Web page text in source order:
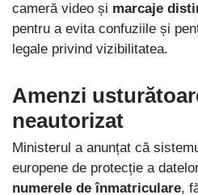
cameră video și marcaje
pentru a evita confuziile și
legale privind vizibilitatea.
Amenzi
neautorizat
Ministerul a anunțat că
europene de protecție a
numerele de înmatriculare,